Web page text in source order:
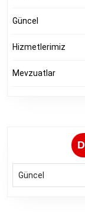
Güncel
Hizmetlerimiz
Mevzuatlar